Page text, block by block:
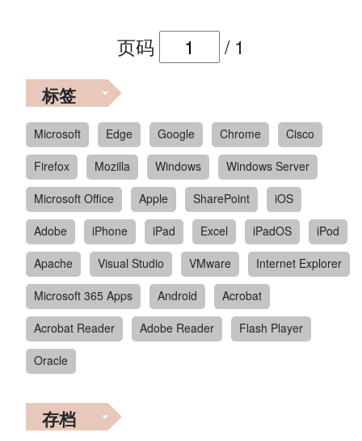
页码 / 1
标签
Microsoft Edge Google Chrome
Cisco
Firefox
Mozilla Windows
Windows Server
Microsoft Office
Apple SharePoint
iOS
Adobe
iPhone iPad Excel iPadOS
iPod
Apache
Visual Studio VMware
Internet Explorer
Microsoft 365 Apps
Android
Acrobat
Acrobat Reader
Adobe Reader
Flash Player
Oracle
存档